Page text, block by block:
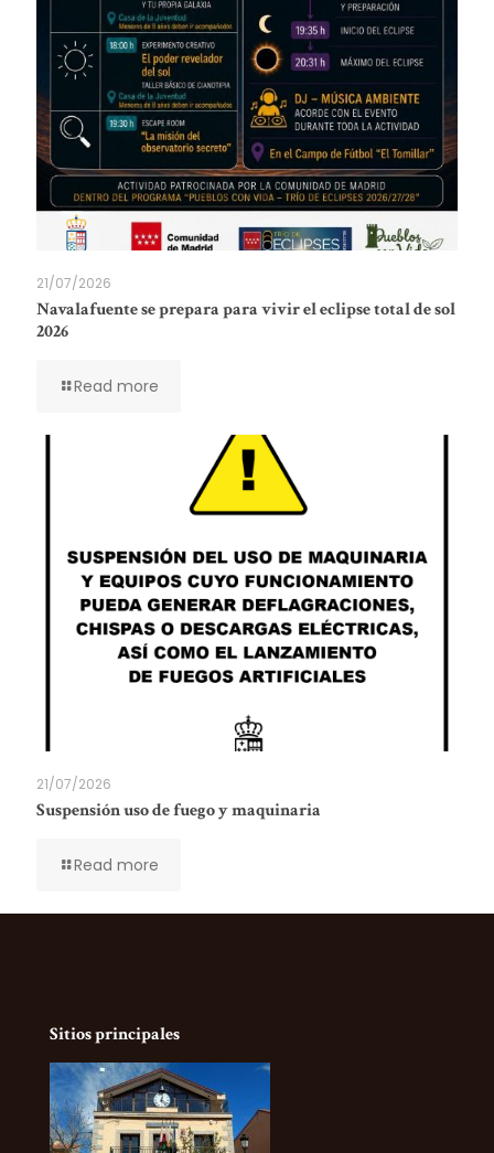
21/07/2026
Navalafuente se prepara para vivir el eclipse total de sol
2026
Read more
21/07/2026
Suspensión uso de fuego y maquinaria
Read more
Sitios principales